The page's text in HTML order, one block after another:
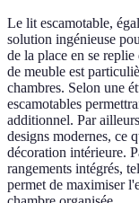
Le lit escamotable,
solution ingénieuse
de la place en se
de meuble est
chambres. Selon une
escamotables
additionnel. Par
designs modernes, ce
décoration intérieure.
rangements intégrés,
permet de maximiser